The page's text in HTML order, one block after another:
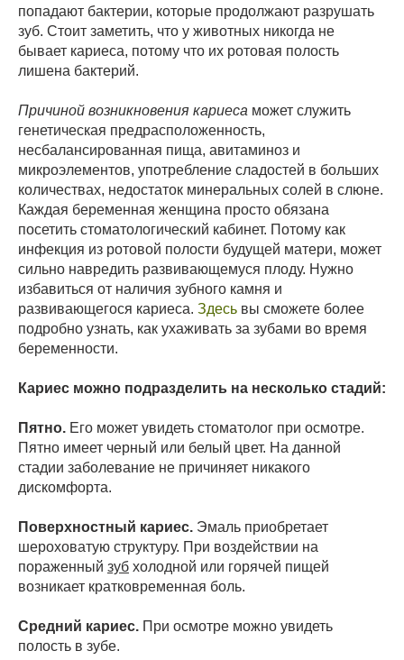
попадают бактерии, которые продолжают разрушать
зуб. Стоит заметить, что у животных никогда не
бывает кариеса, потому что их ротовая полость
лишена бактерий.
Причиной возникновения кариеса может служить
генетическая предрасположенность,
несбалансированная пища, авитаминоз и
микроэлементов, употребление сладостей в больших
количествах, недостаток минеральных солей в слюне.
Каждая беременная женщина просто обязана
посетить стоматологический кабинет. Потому как
инфекция из ротовой полости будущей матери, может
сильно навредить развивающемуся плоду. Нужно
избавиться от наличия зубного камня и
развивающегося кариеса. Здесь вы сможете более
подробно узнать, как ухаживать за зубами во время
беременности.
Кариес можно подразделить на несколько стадий:
Пятно. Его может увидеть стоматолог при осмотре.
Пятно имеет черный или белый цвет. На данной
стадии заболевание не причиняет никакого
дискомфорта.
Поверхностный кариес. Эмаль приобретает
шероховатую структуру. При воздействии на
пораженный зуб холодной или горячей пищей
возникает кратковременная боль.
Средний кариес. При осмотре можно увидеть
полость в зубе.